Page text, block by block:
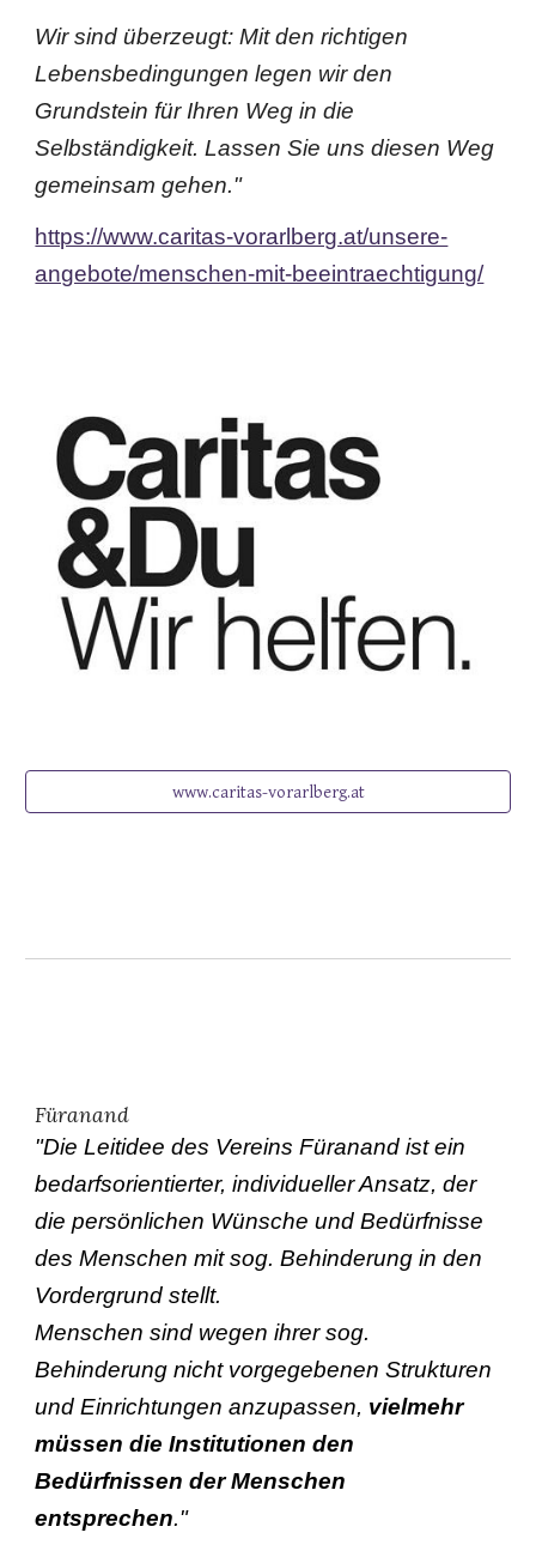
Wir sind überzeugt: Mit den richtigen
Lebensbedingungen legen wir den
Grundstein für Ihren Weg in die
Selbständigkeit. Lassen Sie uns diesen Weg
gemeinsam gehen."
https://www.caritas-vorarlberg.at/unsere-
angebote/menschen-mit-beeintraechtigung/
www.caritas-vorarlberg.at
Füranand
"Die Leitidee des Vereins Füranand ist ein
bedarfsorientierter, individueller Ansatz, der
die persönlichen Wünsche und Bedürfnisse
des Menschen mit sog. Behinderung in den
Vordergrund stellt.
Menschen sind wegen ihrer sog.
Behinderung nicht vorgegebenen Strukturen
und Einrichtungen anzupassen, vielmehr
müssen die Institutionen den
Bedürfnissen der Menschen
entsprechen."